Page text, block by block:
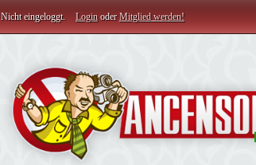
Nicht eingeloggt. Login oderMitglied werden!